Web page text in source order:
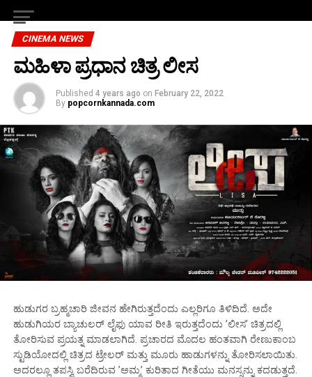
CINEMA NEWS
ಮಹಿಳಾ ಪ್ರಧಾನ ಚಿತ್ರ ಲೀಸ
Published 4 years ago on February 22, 2022
By popcornkannada.com
ಹುಡುಗರ ಬ್ರಹ್ಮಚಾರಿ ಜೀವನ ಹೇಗಿರುತ್ತದೆಂದು ಎಲ್ಲರಿಗೂ ತಿಳಿದಿದೆ. ಅದೇ
ಹುಡುಗಿಯರ ಬ್ಯಾಚುಲರ್ ಲೈಫು ಯಾವ ರೀತಿ ಇರುತ್ತದೆಂದು ’ಲೀಸ’ ಚಿತ್ರದಲ್ಲಿ
ತೋರಿಸುವ ಪ್ರಯತ್ನ ಮಾಡಲಾಗಿದೆ. ಪ್ರಚಾರದ ಮೊದಲ ಹಂತವಾಗಿ ರೇಣುಕಾಂಬ
ಸ್ಟುಡಿಯೋದಲ್ಲಿ ಚಿತ್ರದ ಟ್ರೇಲರ್ ಮತ್ತು ಮೂರು ಹಾಡುಗಳನ್ನು ತೋರಿಸಲಾಯಿತು.
ಅದರಲ್ಲೂ ತಪಸ್ವಿ ಬರೆದಿರುವ ’ಅಮ್ಮ’ ಕುರಿತಾದ ಗೀತೆಯು ಮನಸ್ಸನ್ನು ಕದಡುತ್ತದೆ.